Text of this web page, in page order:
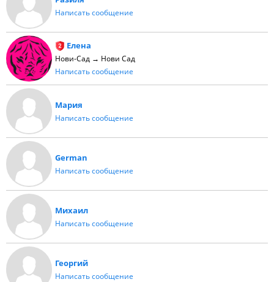
Написать сообщение
Елена
Нови-Сад → Нови Сад
Написать сообщение
Мария
Написать сообщение
German
Написать сообщение
Михаил
Написать сообщение
Георгий
Написать сообщение